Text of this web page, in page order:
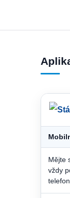
Mějte
vždy